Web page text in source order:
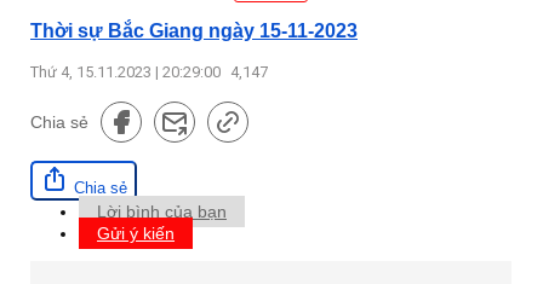
Thời sự Bắc Giang ngày 15-11-2023
Thứ 4, 15.11.2023 | 20:29:00 4,147
Chia sẻ
Chia sẻ
Lời bình của bạn
Gửi ý kiến